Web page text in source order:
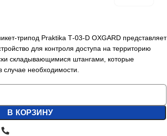
трипод Praktika Т-03-D OXGARD представляет
для контроля доступа на территорию
складывающимися штангами, которые
необходимости.
В КОРЗИНУ